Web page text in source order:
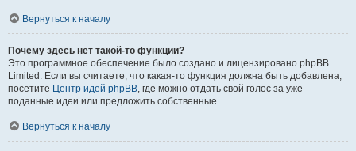
Вернуться к началу
Почему здесь нет такой-то функции?
Это программное обеспечение было создано и лицензировано phpBB
Limited. Если вы считаете, что какая-то функция должна быть добавлена,
посетите Центр идей phpBB , где можно отдать свой голос за уже
поданные идеи или предложить собственные.
Вернуться к началу